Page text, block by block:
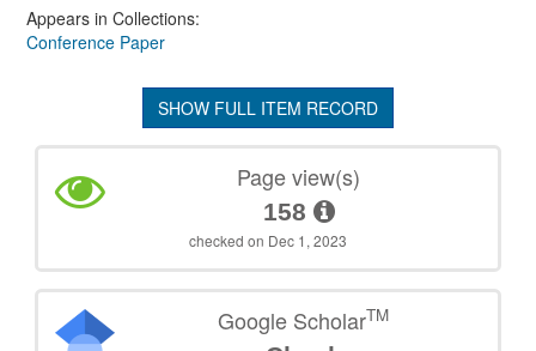
Appears in Collections:
Conference Paper
SHOW FULL ITEM RECORD
Page view(s)
158
checked on Dec 1, 2023
Google ScholarTM